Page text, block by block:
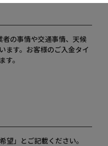
者の事情や交通事情、天候
ます。お客様のご入金タイ
す。
望」とご記載ください。